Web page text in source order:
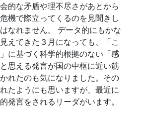
的な矛盾や理不尽さがあとから
機で際立ってくるのを見聞きし
なれません。 データ的にもかな
えてきた３月になっても、「こ
に基づく科学的根拠のない「感
思える発言が国の中枢に近い筋
れたのも気になりました。その
たようにも思いますが、最近に
発言をされるリーダがいます。